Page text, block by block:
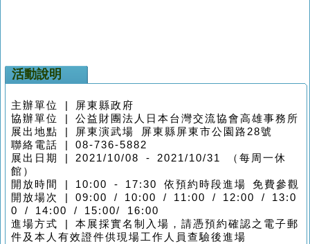
活動說明
主辦單位 | 屏東縣政府
協辦單位 | 公益財團法人日本台灣交流協會高雄事務所
展出地點 | 屏東演武場 屏東縣屏東市公園路28號
聯絡電話 | 08-736-5882
展出日期 | 2021/10/08 - 2021/10/31 （每周一休
館）
開放時間 | 10:00 - 17:30 依預約時段進場 免費參觀
開放場次 | 09:00 / 10:00 / 11:00 / 12:00
/ 13:0
0 / 14:00 / 15:00/ 16:00
進場方式 | 本展採實名制入場，請憑預約確認之電子郵
件及本人有效證件供現場工作人員查驗後進場